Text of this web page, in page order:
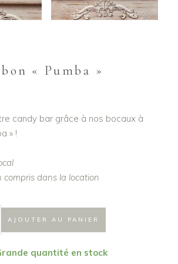
« Pumba »
candy bar grâce à nos bocaux à
» !
compris dans la location
AJOUTER AU PANIER
quantité en stock